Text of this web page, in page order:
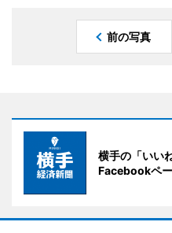
前の写真
横手の「いい
Facebookペ